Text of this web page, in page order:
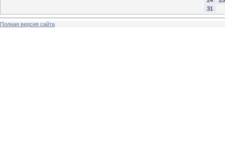
31
Полная версия сайта